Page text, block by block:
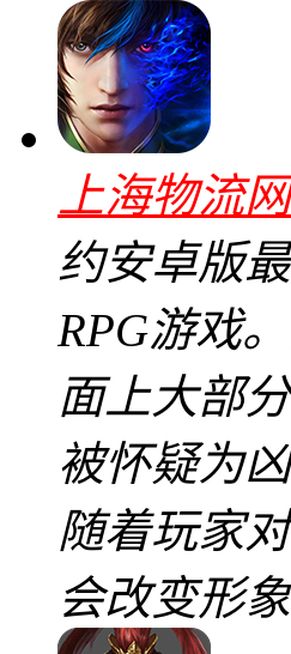
上海物流
约安卓版
RPG游戏
面上大部
被怀疑为
随着玩家
会改变形